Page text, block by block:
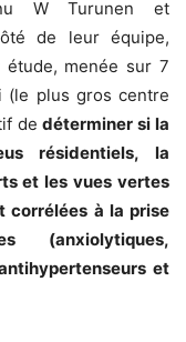
W
Turunen et
de leur équipe,
étude, menée sur 7
(le plus gros centre
dedéterminer si la
résidentiels, la
et les vues vertes
corrélées à la prise
(anxiolytiques,
et